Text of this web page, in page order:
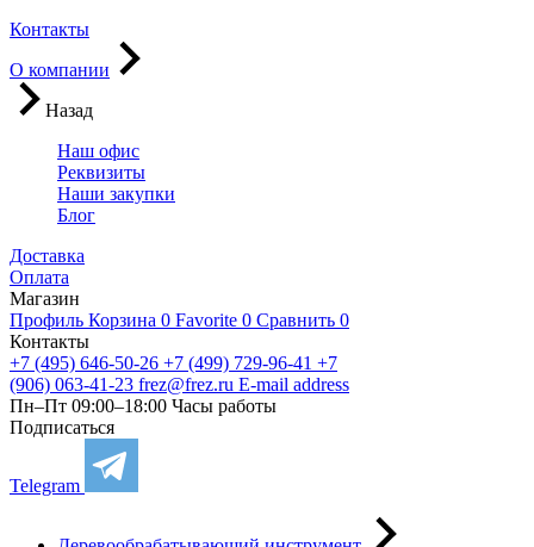
Контакты
О компании
Назад
Наш офис
Реквизиты
Наши закупки
Блог
Доставка
Оплата
Магазин
Профиль Корзина 0 Favorite 0 Сравнить 0
Контакты
+7 (495) 646-50-26 +7 (499) 729-96-41 +7
(906) 063-41-23 frez@frez.ru E-mail address
Пн–Пт 09:00–18:00 Часы работы
Подписаться
Telegram